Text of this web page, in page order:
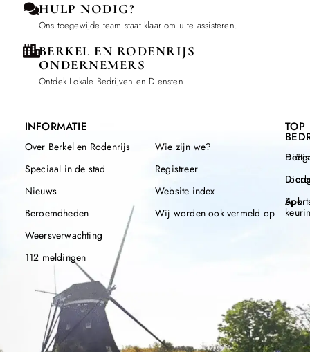
HULP NODIG?
Ons toegewijde team staat klaar om u te assisteren.
BERKEL EN RODENRIJS
ONDERNEMERS
Ontdek Lokale Bedrijven en Diensten
INFORMATIE
Over Berkel en Rodenrijs
Speciaal in de stad
Nieuws
Beroemdheden
Weersverwachting
112 meldingen
Wie zijn we?
Registreer
Website index
Wij worden ook vermeld op
TOP
Apk